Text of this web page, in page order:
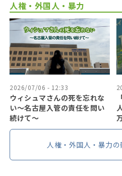
人権・外国人・暴力
2026/07/06 - 12:33
ウィシュマさんの死を忘れな
い〜名古屋入管の責任を問い
続けて〜
人権・外国人・暴力